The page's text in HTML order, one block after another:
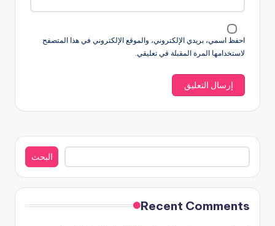
احفظ اسمي، بريدي الإلكتروني، والموقع الإلكتروني في هذا المتصفح
لاستخدامها المرة المقبلة في تعليقي.
البحث
البحث
Recent Comments